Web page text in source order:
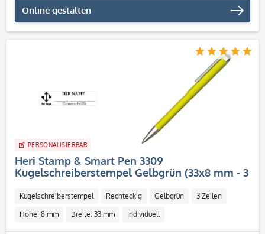
Online gestalten
PERSONALISIERBAR
Heri Stamp & Smart Pen 3309
Kugelschreiberstempel Gelbgrün (33x8 mm - 3
Kugelschreiberstempel Rechteckig Gelbgrün 3 Zeilen
Höhe: 8 mm Breite: 33 mm Individuell